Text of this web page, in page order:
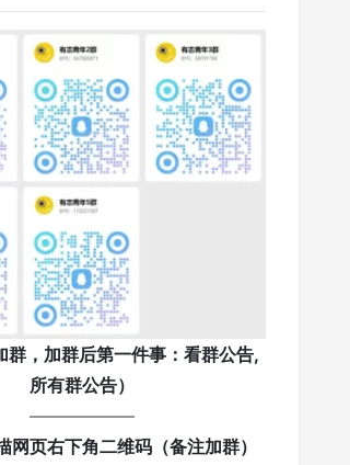
群，加群后第一件事：看群公告,
所有群公告）
——————
网页右下角二维码（备注加群）